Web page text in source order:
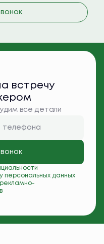
встречу
все детали
персональных данных